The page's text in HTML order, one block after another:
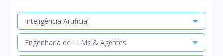
Inteligência Artificial
Engenharia de LLMs & Agentes